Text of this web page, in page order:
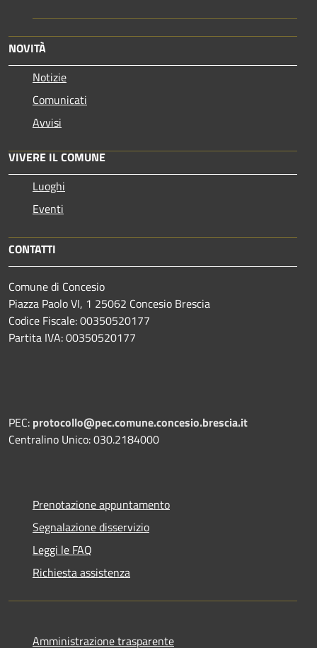
NOVITÀ
Notizie
Comunicati
Avvisi
VIVERE IL COMUNE
Luoghi
Eventi
CONTATTI
Comune di Concesio
Piazza Paolo VI, 1 25062 Concesio Brescia
Codice Fiscale: 00350520177
Partita IVA: 00350520177
PEC: protocollo@pec.comune.concesio.brescia.it
Centralino Unico: 030.2184000
Prenotazione appuntamento
Segnalazione disservizio
Leggi le FAQ
Richiesta assistenza
Amministrazione trasparente